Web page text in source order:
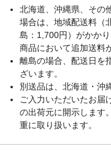
北海道、沖縄県、その
場合は、地域配送料（
島：1,700円）がかか
商品において追加送料
離島の場合、配送日を
ざいます。
別送品は、北海道・沖
ご入力いただいたお届
の出荷元に開示します
重に取り扱います。